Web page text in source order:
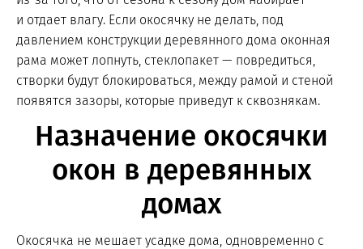
и отдает влагу. Если окосячку не делать, под
давлением конструкции деревянного дома оконная
рама может лопнуть, стеклопакет — повредиться,
створки будут блокироваться, между рамой и стеной
появятся зазоры, которые приведут к сквознякам.
Назначение окосячки
окон в деревянных
домах
Окосячка не мешает усадке дома, одновременно с